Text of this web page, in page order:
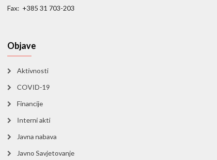
Fax: +385 31 703-203
Objave
Aktivnosti
COVID-19
Financije
Interni akti
Javna nabava
Javno Savjetovanje